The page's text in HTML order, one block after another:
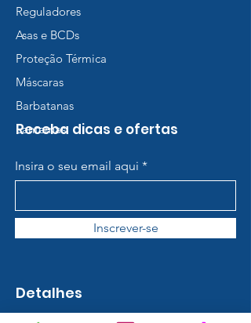
Reguladores
Asas e BCDs
Proteção Térmica
Máscaras
Barbatanas
Lanternas
Receba dicas e ofertas
Insira o seu email aqui
Inscrever-se
Detalhes